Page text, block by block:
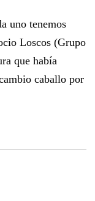
uno tenemos
Loscos (Grupo
que había
caballo por